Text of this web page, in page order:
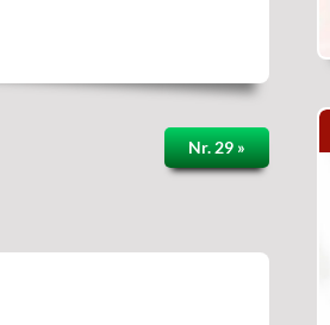
Nr. 29 »